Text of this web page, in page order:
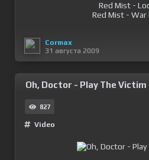
Red Mist -
Red Mist - War
Cormax
31 августа 2009
Oh, Doctor - Play The Victim
827
Video